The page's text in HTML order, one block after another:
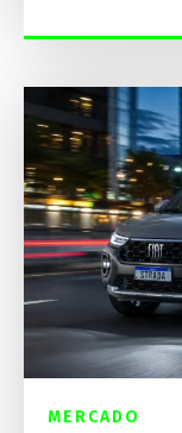
MERCADO